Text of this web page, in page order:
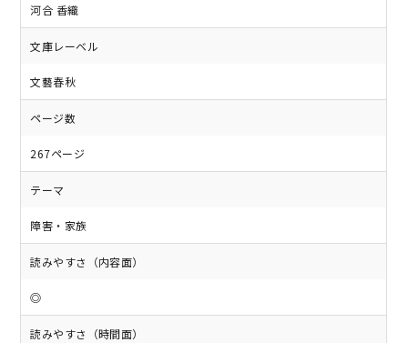
河合 香織
文庫レーベル
文藝春秋
ページ数
267ページ
テーマ
障害・家族
読みやすさ（内容面）
◎
読みやすさ（時間面）